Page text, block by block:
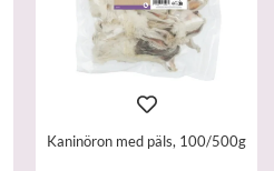
Kaninöron med päls, 100/500g